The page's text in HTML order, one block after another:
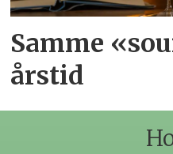
Samme
årstid